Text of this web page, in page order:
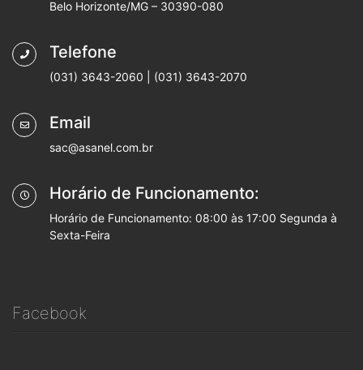
Belo Horizonte/MG – 30390-080
Telefone
(031) 3643-2060 | (031) 3643-2070
Email
sac@asanel.com.br
Horário de Funcionamento:
Horário de Funcionamento: 08:00 às 17:00 Segunda à
Sexta-Feira
Facebook